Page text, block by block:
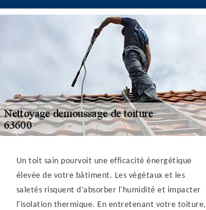
Un toit sain pourvoit une efficacité énergétique
élevée de votre bâtiment. Les végétaux et les
saletés risquent d’absorber l'humidité et impacter
l'isolation thermique. En entretenant votre toiture,